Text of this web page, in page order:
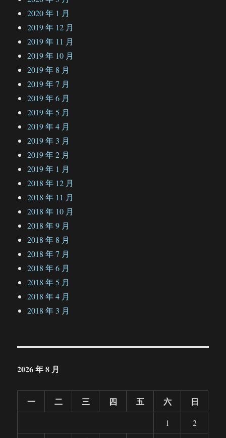
2020 年 1 月
2019 年 12 月
2019 年 11 月
2019 年 10 月
2019 年 8 月
2019 年 7 月
2019 年 6 月
2019 年 5 月
2019 年 4 月
2019 年 3 月
2019 年 2 月
2019 年 1 月
2018 年 12 月
2018 年 11 月
2018 年 10 月
2018 年 9 月
2018 年 8 月
2018 年 7 月
2018 年 6 月
2018 年 5 月
2018 年 4 月
2018 年 3 月
2026 年 8 月
一 二 三 四 五 六 日
1
2